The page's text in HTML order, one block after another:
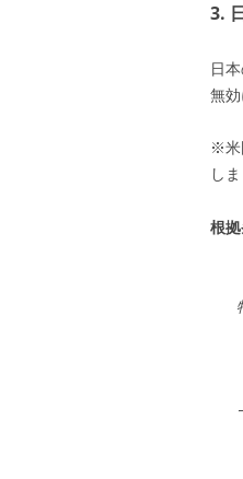
3.
日
無効
※米
しま
根